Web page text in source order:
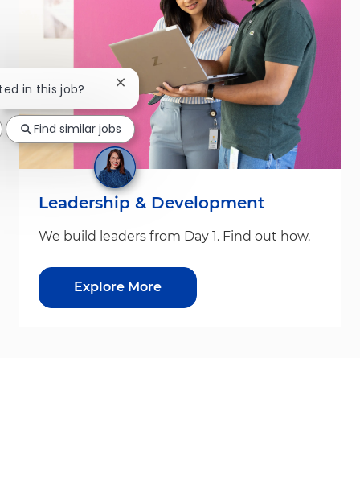
Leadership & Development
We build leaders from Day 1. Find out how.
Explore More
in this job? Close chatbot notification
Find similar jobs